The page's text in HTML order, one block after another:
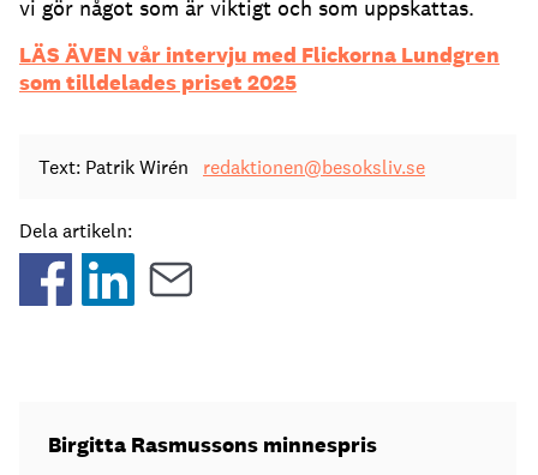
vi gör något som är viktigt och som uppskattas.
LÄS ÄVEN vår intervju med Flickorna Lundgren
som tilldelades priset 2025
Text: Patrik Wirén redaktionen@besoksliv.se
Dela artikeln:
Birgitta Rasmussons minnespris